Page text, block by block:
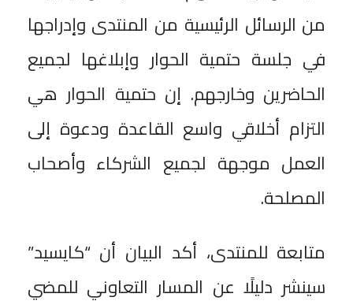
من الرسائل الرئيسية من المنتدى وإدراجها
في جلسة حتمية الحوار وإبلاغها لجميع
الحاضرين وخارجهم. إن حتمية الحوار هي
التزام أخلاقي واسع القاعدة ودعوة إلى
العمل موجهة لجميع الشركاء وأصحاب
المصلحة.
متابعة للمنتدى، أكد البيان أن “كايسيد”
سينشر دليلًا عن المسار التعاوني للمضي